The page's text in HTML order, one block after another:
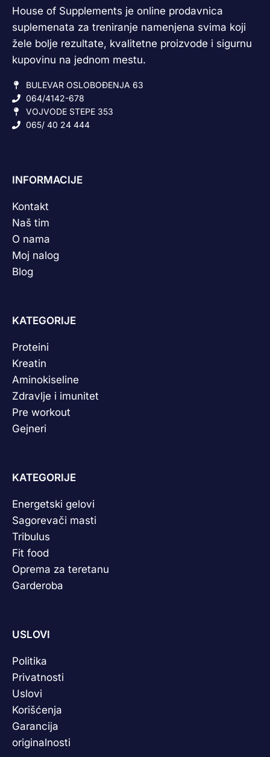
House of Supplements je online prodavnica
suplemenata za treniranje namenjena svima koji
žele bolje rezultate, kvalitetne proizvode i sigurnu
kupovinu na jednom mestu.
BULEVAR OSLOBOĐENJA 63
064/4142-678
VOJVODE STEPE 353
065/ 40 24 444
INFORMACIJE
Kontakt
Naš tim
O nama
Moj nalog
Blog
KATEGORIJE
Proteini
Kreatin
Aminokiseline
Zdravlje i imunitet
Pre workout
Gejneri
KATEGORIJE
Energetski gelovi
Sagorevači masti
Tribulus
Fit food
Oprema za teretanu
Garderoba
USLOVI
Politika
Privatnosti
Uslovi
Korišćenja
Garancija
originalnosti